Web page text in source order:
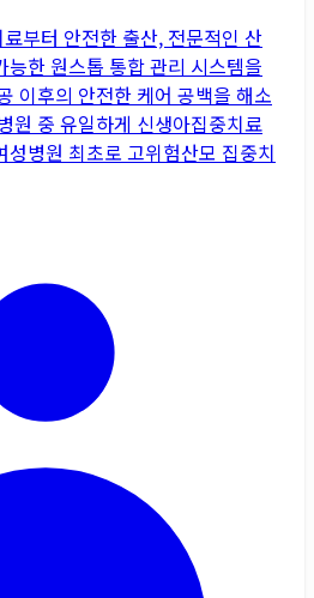
부터 안전한 출산, 전문적인 산
능한 원스톱 통합 관리 시스템을
이후의 안전한 케어 공백을 해소
원 중 유일하게 신생아집중치료
병원 최초로 고위험산모 집중치